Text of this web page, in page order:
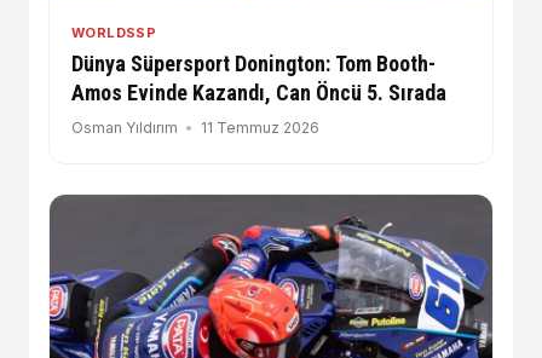
WORLDSSP
Dünya Süpersport Donington: Tom Booth-
Amos Evinde Kazandı, Can Öncü 5. Sırada
Osman Yıldırım 11 Temmuz 2026